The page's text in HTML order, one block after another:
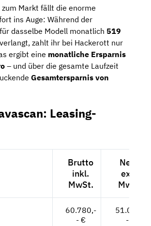
Markt fällt die enorme
ins Auge: Während der
dasselbe Modell monatlich 519
verlangt, zahlt ihr bei Hackerott nur
ergibt eine monatliche Ersparnis
– und über die gesamte Laufzeit
Gesamtersparnis von
Leasing-
Brutto
inkl.
MwSt.
Netto
exkl.
MwSt.
60.780,-
- €
51.076,-
- €